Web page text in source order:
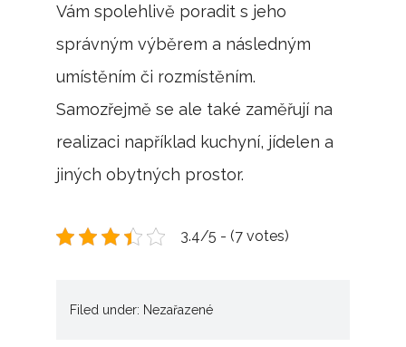
Vám spolehlivě poradit s jeho
správným výběrem a následným
umístěním či rozmístěním.
Samozřejmě se ale také zaměřují na
realizaci například kuchyní, jídelen a
jiných obytných prostor.
3.4/5 - (7 votes)
Filed under: Nezařazené